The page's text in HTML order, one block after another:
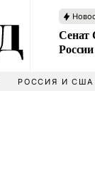
Сенат
РОССИЯ И США